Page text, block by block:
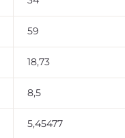
59
18,73
8,5
5,45477